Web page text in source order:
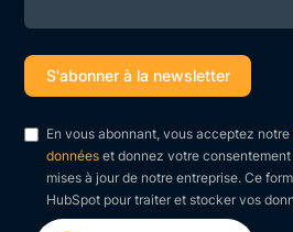
En vous abonnant, vous acceptez notre
données et donnez votre
mises à jour de notre entreprise. Ce
HubSpot pour traiter et stocker vos